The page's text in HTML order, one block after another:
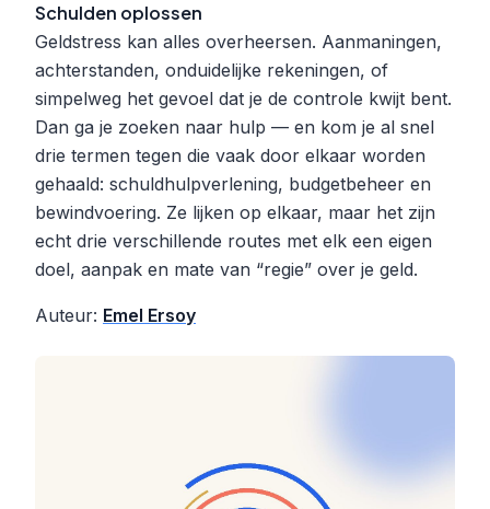
Schulden oplossen
Geldstress kan alles overheersen. Aanmaningen,
achterstanden, onduidelijke rekeningen, of
simpelweg het gevoel dat je de controle kwijt bent.
Dan ga je zoeken naar hulp — en kom je al snel
drie termen tegen die vaak door elkaar worden
gehaald: schuldhulpverlening, budgetbeheer en
bewindvoering. Ze lijken op elkaar, maar het zijn
echt drie verschillende routes met elk een eigen
doel, aanpak en mate van “regie” over je geld.
Auteur: Emel Ersoy